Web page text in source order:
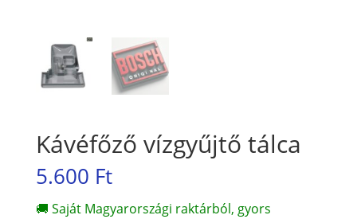
Kávéfőző vízgyűjtő tálca
5.600 Ft
🚚 Saját Magyarországi raktárból, gyors